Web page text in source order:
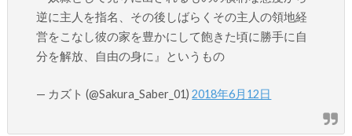
逆に主人を指名、その後しばらくその主人の領地経
営をこなし彼の家を豊かにして飽きた頃に勝手に自
分を解放、自由の身に』というもの
— カズト (@Sakura_Saber_01)2018年6月12日